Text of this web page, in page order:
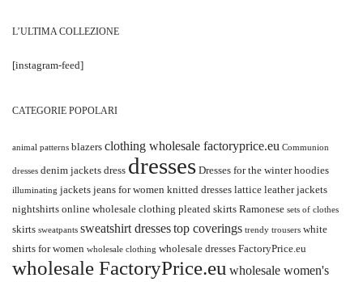
L’ULTIMA COLLEZIONE
[instagram-feed]
CATEGORIE POPOLARI
animal patterns blazers clothing wholesale factoryprice.eu Communion
dresses denim jackets dress dresses Dresses for the winter hoodies
illuminating jackets jeans for women knitted dresses lattice leather jackets
nightshirts online wholesale clothing pleated skirts Ramonese sets of clothes
skirts sweatpants sweatshirt dressestop coverings trendy trousers white
shirts for women wholesale clothing wholesale dresses FactoryPrice.eu
wholesale FactoryPrice.eu wholesale women's